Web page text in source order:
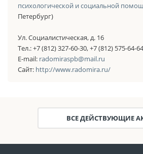
психологической и социальной
Петербург)
Ул. Социалистическая, д. 16
Тел.: +7 (812) 327-60-30, +7 (812) 575-64-64
E-mail: radomiraspb@mail.ru
Сайт: http://www.radomira.ru/
ВСЕ ДЕЙСТВУЮЩИЕ